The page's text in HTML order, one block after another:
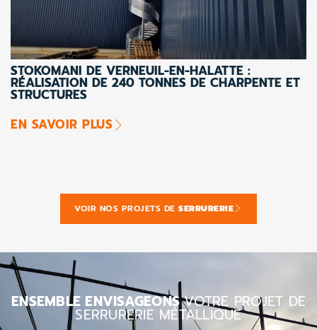
STOKOMANI DE VERNEUIL-EN-HALATTE :
RÉALISATION DE 240 TONNES DE CHARPENTE ET
STRUCTURES
EN SAVOIR PLUS
VOIR NOS PROJETS DESERRURERIE
ENSEMBLE ENVISAGEONSVOTRE PROJET DE
SERRURERIE MÉTALLIQUE